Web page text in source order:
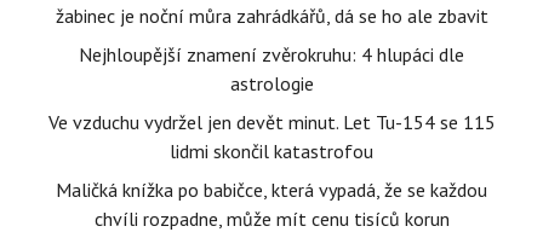
žabinec je noční můra zahrádkářů, dá se ho ale zbavit
Nejhloupější znamení zvěrokruhu: 4 hlupáci dle
astrologie
Ve vzduchu vydržel jen devět minut. Let Tu-154 se 115
lidmi skončil katastrofou
Maličká knížka po babičce, která vypadá, že se každou
chvíli rozpadne, může mít cenu tisíců korun